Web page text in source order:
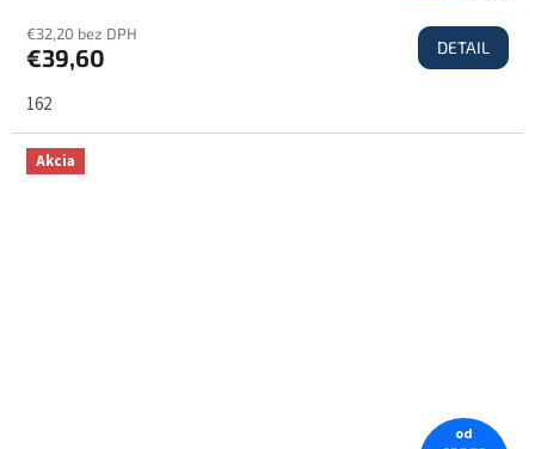
€32,20 bez DPH
€39,60 DETAIL
162
Akcia
od